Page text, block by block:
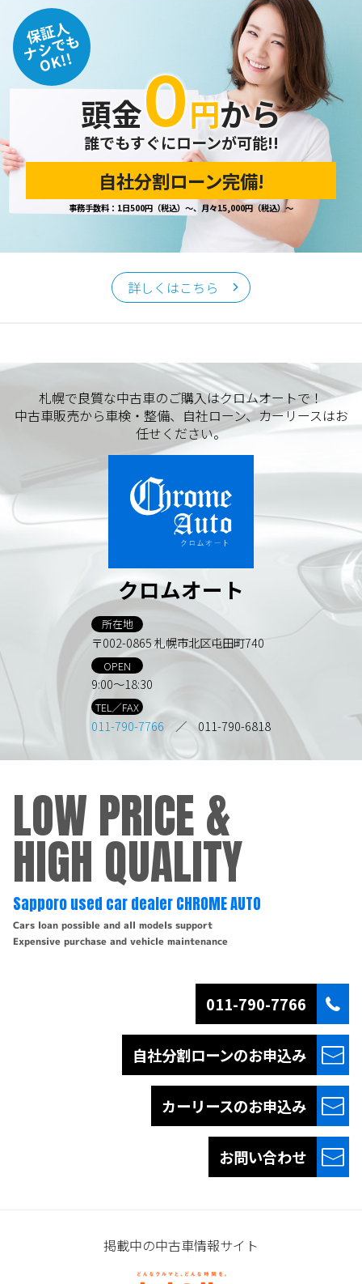
保証人
ナシでも
OK!!
頭金０円から
誰でもすぐにローンが可能!!
自社分割ローン完備!
事務手数料：1日500円（税込）～、月々15,000円（税込）～
詳しくはこちら
札幌で良質な中古車のご購入はクロムオートで！
中古車販売から車検・整備、自社ローン、カーリースはお
任せください。
クロムオート
所在地
〒002-0865 札幌市北区屯田町740
OPEN
9:00～18:30
TEL／FAX
011-790-7766 ／ 011-790-6818
LOW PRICE &
HIGH QUALITY
Sapporo used car dealer CHROME AUTO
Cars loan possible and all models support
Expensive purchase and vehicle maintenance
011-790-7766
自社分割ローンのお申込み
カーリースのお申込み
お問い合わせ
掲載中の中古車情報サイト